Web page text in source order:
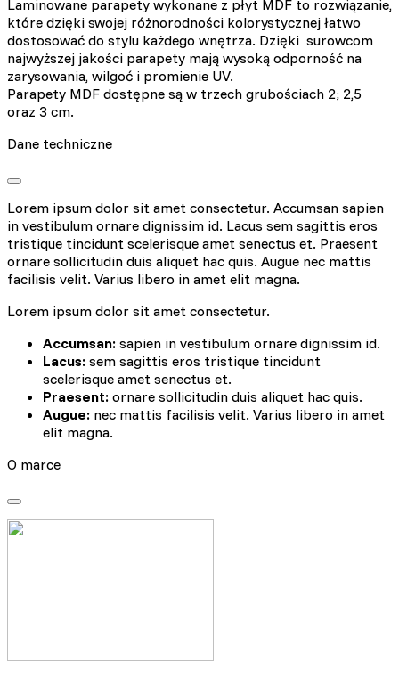
Laminowane parapety wykonane z płyt MDF to rozwiązanie,
które dzięki swojej różnorodności kolorystycznej łatwo
dostosować do stylu każdego wnętrza. Dzięki surowcom
najwyższej jakości parapety mają wysoką odporność na
zarysowania, wilgoć i promienie UV.
Parapety MDF dostępne są w trzech grubościach 2; 2,5
oraz 3 cm.
Dane techniczne
Lorem ipsum dolor sit amet consectetur. Accumsan sapien
in vestibulum ornare dignissim id. Lacus sem sagittis eros
tristique tincidunt scelerisque amet senectus et. Praesent
ornare sollicitudin duis aliquet hac quis. Augue nec mattis
facilisis velit. Varius libero in amet elit magna.
Lorem ipsum dolor sit amet consectetur.
Accumsan: sapien in vestibulum ornare dignissim id.
Lacus: sem sagittis eros tristique tincidunt
scelerisque amet senectus et.
Praesent: ornare sollicitudin duis aliquet hac quis.
Augue: nec mattis facilisis velit. Varius libero in amet
elit magna.
O marce